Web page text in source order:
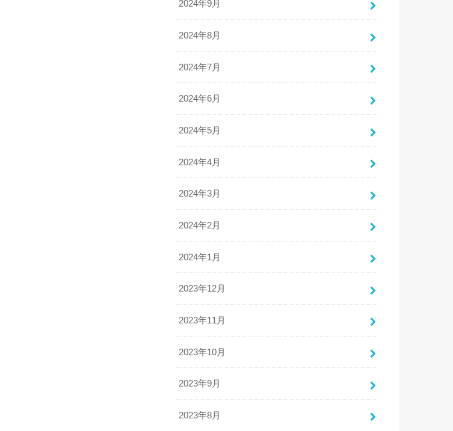
2024年9月
2024年8月
2024年7月
2024年6月
2024年5月
2024年4月
2024年3月
2024年2月
2024年1月
2023年12月
2023年11月
2023年10月
2023年9月
2023年8月